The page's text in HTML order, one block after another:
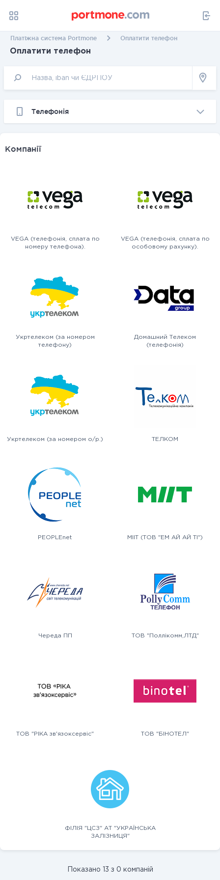
Платіжна система Portmone Оплатити телефон
Оплатити телефон
Телефонія
Компанії
VEGA (телефонія, сплата по
номеру телефона).
VEGA (телефонія, сплата по
особовому рахунку).
Укртелеком (за номером
телефону)
Домашний Телеком
(телефонія)
Укртелеком (за номером о/р.) ТЕЛКОМ
PEOPLEnet MIIT (ТОВ "ЕМ АЙ АЙ ТІ")
Череда ПП ТОВ "Поллікомм,ЛТД"
ТОВ "РІКА зв'язоксервіс" ТОВ "БІНОТЕЛ"
ФІЛІЯ "ЦСЗ" АТ "УКРАЇНСЬКА
ЗАЛІЗНИЦЯ"
Показано 13 з 0 компаній